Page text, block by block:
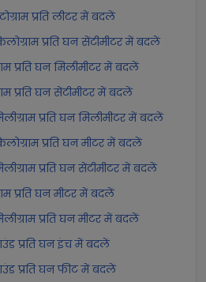
प्रति लीटर में बदलें
प्रति घन सेंटीमीटर में बदलें
प्रति घन मिलीमीटर में बदलें
प्रति घन सेंटीमीटर में बदलें
प्रति घन मिलीमीटर में बदलें
प्रति घन मीटर में बदलें
प्रति घन सेंटीमीटर में बदलें
प्रति घन मीटर में बदलें
प्रति घन मीटर में बदलें
प्रति घन इंच में बदलें
प्रति घन फीट में बदलें